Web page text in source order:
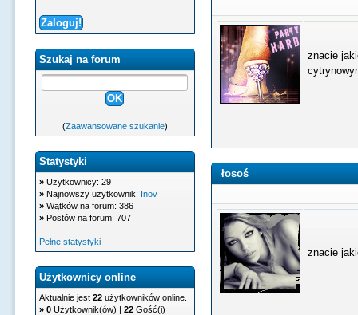
Szukaj na forum
(Zaawansowane szukanie)
Statystyki
» Użytkownicy: 29
» Najnowszy użytkownik: Inov
» Wątków na forum: 386
» Postów na forum: 707
Pełne statystyki
Użytkownicy online
Aktualnie jest 22użytkowników online.
» 0Użytkownik(ów) | 22Gość(i)
znacie
łosoś
znacie